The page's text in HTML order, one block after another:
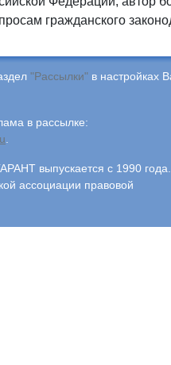
гражданского
"Рассылки" в настройках
в рассылке:
выпускается с 1990 года.
ассоциации правовой